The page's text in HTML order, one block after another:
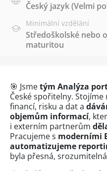
Český jazyk(Velmi
Minimální vzdělání
Středoškolské nebo
maturitou
🎯 Jsmetým Analýza
České spořitelny.
financí, risku a dat a
objemům informací,
i externím partnerům
Pracujeme s moderními
automatizujeme
byla přesná,